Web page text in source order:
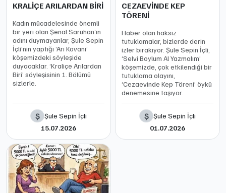
KRALİÇE ARILARDAN BİRİ
Kadın mücadelesinde önemli
bir yeri olan Şenal Saruhan’ın
adını duymayanlar, Şule Sepin
İçli’nin yaptığı ‘Arı Kovanı’
köşemizdeki söyleşide
duyacaklar. ‘Kraliçe Arılardan
Biri’ söyleşisinin 1. Bölümü
sizlerle.
Ş Şule Sepin İçli
15.07.2026
CEZAEVİNDE KEP
TÖRENİ
Haber olan haksız
tutuklamalar, bizlerde derin
izler bırakıyor. Şule Sepin İçli,
‘Selvi Boylum Al Yazmalım’
köşemizde, çok etkilendiği bir
tutuklama olayını,
‘Cezaevinde Kep Töreni’ öykü
denemesine taşıyor.
Ş Şule Sepin İçli
01.07.2026